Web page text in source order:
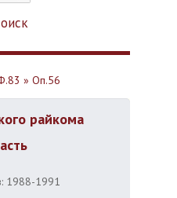
» Оп.56
райкома
1988-1991